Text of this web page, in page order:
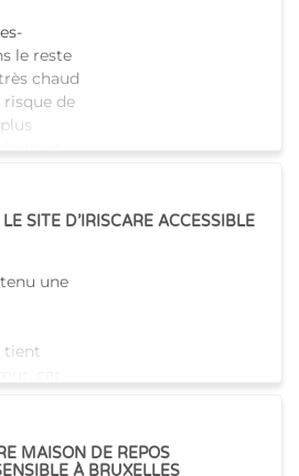
le reste
chaud
de
SITE D’IRISCARE ACCESSIBLE
une
tient
et
MAISON DE REPOS
À BRUXELLES